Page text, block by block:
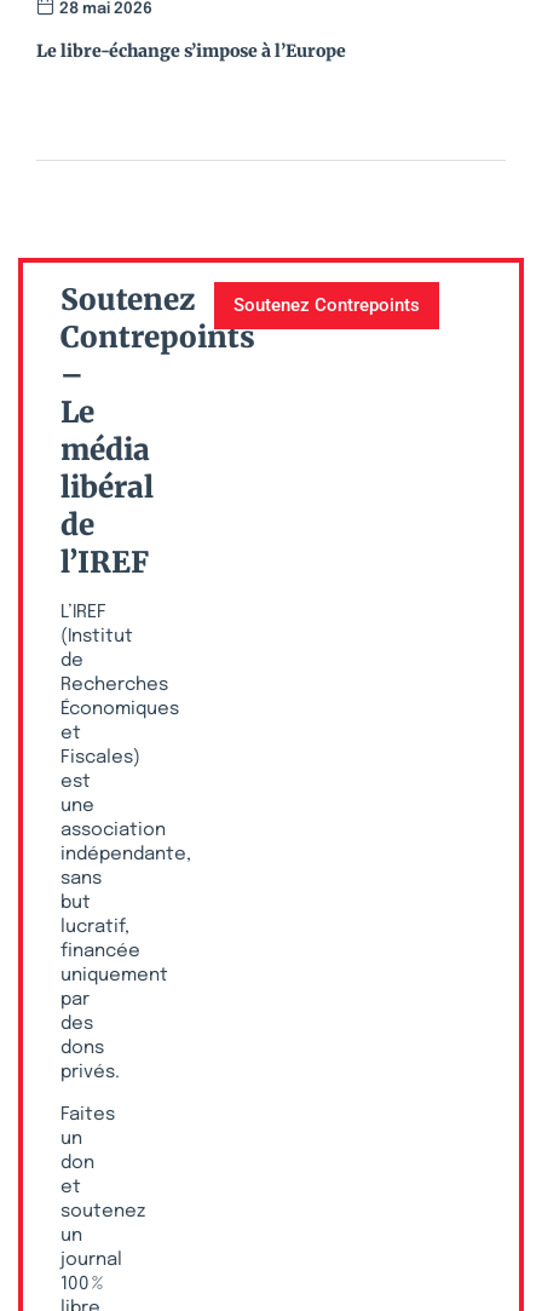
28 mai 2026
Le libre-échange s’impose à l’Europe
Soutenez
Contrepoints
–
Le
média
libéral
de
l’IREF
L’IREF
(Institut
de
Recherches
Économiques
et
Fiscales)
est
une
association
indépendante,
sans
but
lucratif,
financée
uniquement
par
des
dons
privés.
Faites
un
don
et
soutenez
un
journal
100 %
Soutenez Contrepoints